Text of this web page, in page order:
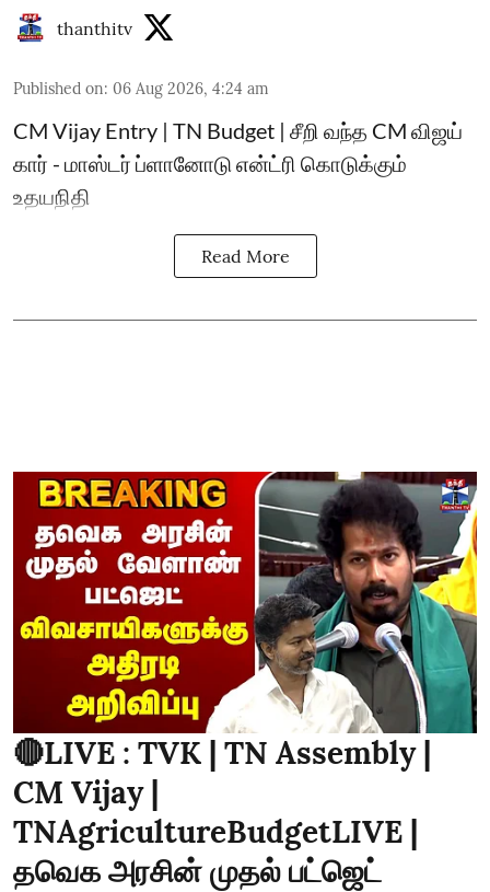
thanthitv
Published on: 06 Aug 2026, 4:24 am
CM Vijay Entry | TN Budget | சீறி வந்த CM விஜய்
கார் - மாஸ்டர் ப்ளானோடு என்ட்ரி கொடுக்கும்
உதயநிதி
Read More
🔴LIVE : TVK | TN Assembly |
CM Vijay |
TNAgricultureBudgetLIVE |
தவெக அரசின் முதல் பட்ஜெட்